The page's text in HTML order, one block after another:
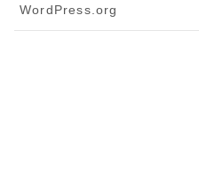
WordPress.org